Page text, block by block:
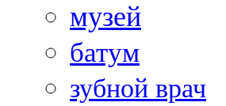
музей
батум
зубной врач